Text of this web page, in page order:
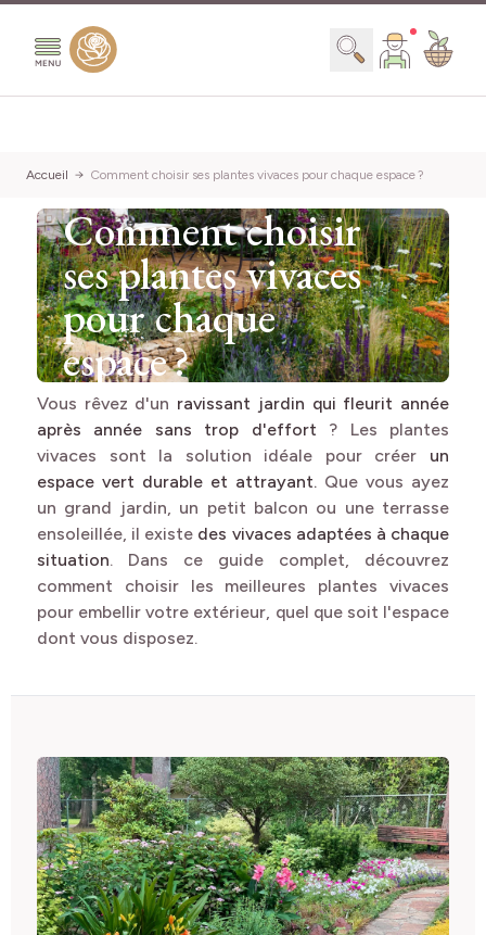
Chercher
Accueil Comment choisir ses plantes vivaces pour chaque espace ?
Comment choisir
ses plantes vivaces
pour chaque
espace ?
Vous rêvez d'un ravissant jardin qui fleurit année
après année sans trop d'effort ? Les plantes
vivaces sont la solution idéale pour créer un
espace vert durable et attrayant. Que vous ayez
un grand jardin, un petit balcon ou une terrasse
ensoleillée, il existe des vivaces adaptées à chaque
situation. Dans ce guide complet, découvrez
comment choisir les meilleures plantes vivaces
pour embellir votre extérieur, quel que soit l'espace
dont vous disposez.